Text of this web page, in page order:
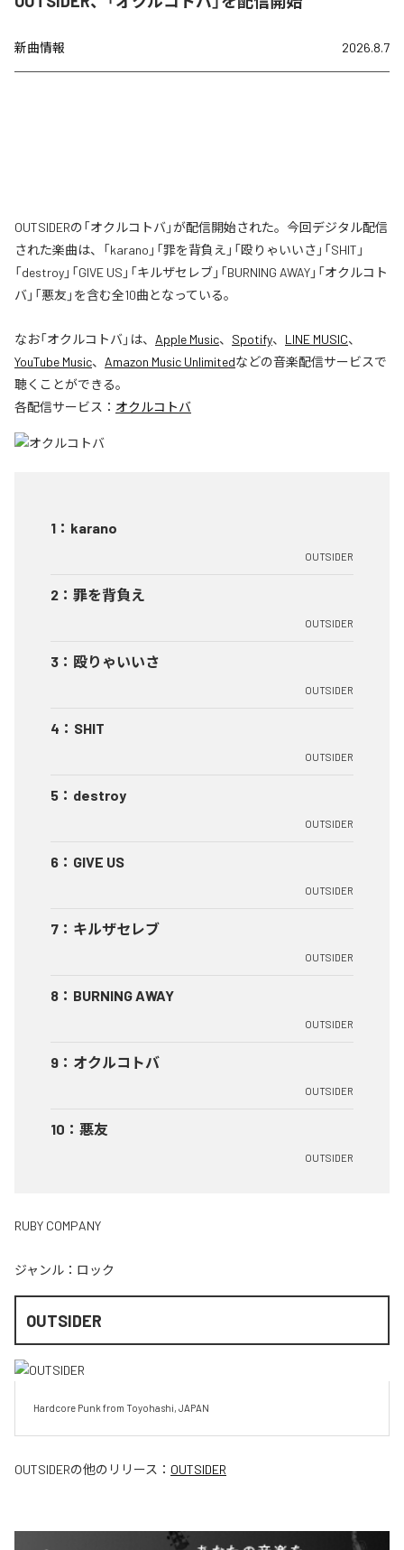
新曲情報 2026.8.7
OUTSIDERの「オクルコトバ」が配信開始された。今回デジタル配信
された楽曲は、「karano」「罪を背負え」「殴りゃいいさ」「SHIT」
「destroy」「GIVE US」「キルザセレブ」「BURNING AWAY」「オクルコト
バ」「悪友」を含む全10曲となっている。
なお「オクルコトバ」は、 Apple Music、 Spotify、 LINE MUSIC、
YouTube Music、 Amazon Music Unlimitedなどの音楽配信サービスで
聴くことができる。
各配信サービス： オクルコトバ
1 ： karano
OUTSIDER
2 ： 罪を背負え
OUTSIDER
3 ： 殴りゃいいさ
OUTSIDER
4 ： SHIT
OUTSIDER
5 ： destroy
OUTSIDER
6 ： GIVE US
OUTSIDER
7 ： キルザセレブ
OUTSIDER
8 ： BURNING AWAY
OUTSIDER
9 ： オクルコトバ
OUTSIDER
10 ： 悪友
OUTSIDER
RUBY COMPANY
ジャンル： ロック
OUTSIDER
Hardcore Punk from Toyohashi, JAPAN
OUTSIDERの他のリリース： OUTSIDER